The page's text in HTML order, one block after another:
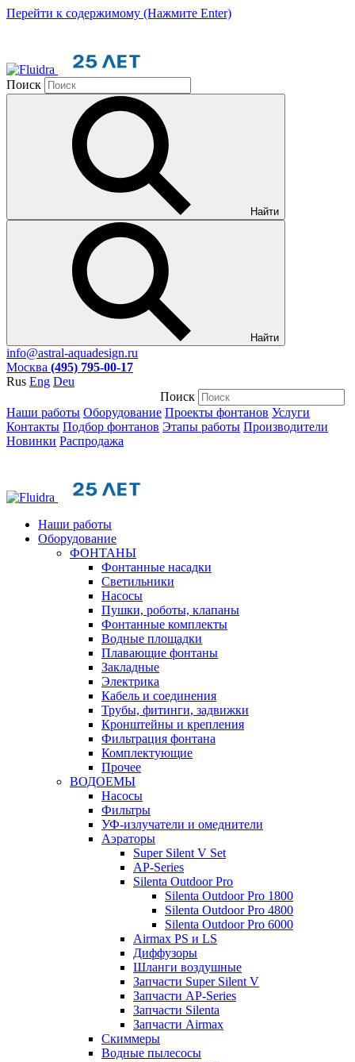
Перейти к содержимому (Нажмите Enter)
Поиск
Найти
Найти
info@astral-aquadesign.ru
Москва (495) 795-00-17
Rus Eng Deu
Поиск
Наши работы Оборудование Проекты фонтанов Услуги
Контакты Подбор фонтанов Этапы работы Производители
Новинки Распродажа
Наши работы
Оборудование
ФОНТАНЫ
Фонтанные насадки
Cветильники
Насосы
Пушки, роботы, клапаны
Фонтанные комплекты
Водные площадки
Плавающие фонтаны
Закладные
Электрика
Кабель и соединения
Трубы, фитинги, задвижки
Кронштейны и крепления
Фильтрация фонтана
Комплектующие
Прочее
ВОДОЕМЫ
Насосы
Фильтры
УФ-излучатели и омеднители
Аэраторы
Super Silent V Set
AP-Series
Silenta Outdoor Pro
Silenta Outdoor Pro 1800
Silenta Outdoor Pro 4800
Silenta Outdoor Pro 6000
Airmax PS и LS
Диффузоры
Шланги воздушные
Запчасти Super Silent V
Запчасти AP-Series
Запчасти Silenta
Запчасти Airmax
Cкиммеры
Водные пылесосы